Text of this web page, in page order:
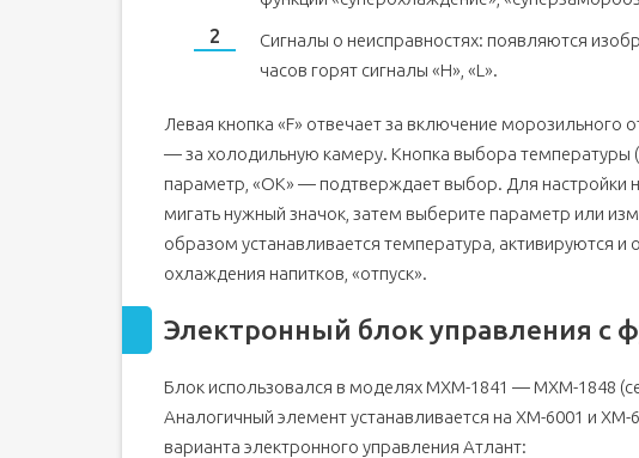
Сигналы о неисправностях: появляются
часов горят сигналы «Н», «L».
Левая кнопка «F» отвечает за включение морозильного
— за холодильную камеру. Кнопка выбора температуры
параметр, «ОК» — подтверждает выбор. Для настройки
мигать нужный значок, затем выберите параметр или
образом устанавливается температура, активируются
охлаждения напитков, «отпуск».
Электронный блок управления с
Блок использовался в моделях МХМ-1841 — МХМ-1848
Аналогичный элемент устанавливается на ХМ-6001 и ХМ-
варианта электронного управления Атлант: